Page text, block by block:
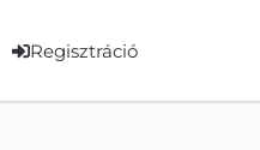
Regisztráció